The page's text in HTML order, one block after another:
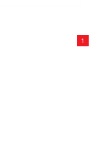
1